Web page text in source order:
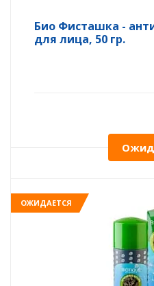
Био Фисташка -
для лица, 50 гр.
ОЖИДАЕТСЯ